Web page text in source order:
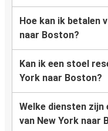
Hoe kan ik betalen
naar Boston?
Kan ik een stoel
York naar Boston?
Welke diensten zijn
van New York naar